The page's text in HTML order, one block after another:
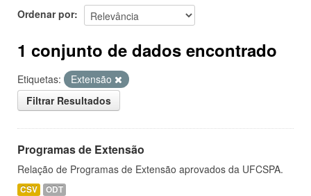
Ordenar por
1 conjunto de dados encontrado
Etiquetas:
Extensão
Filtrar Resultados
Programas de Extensão
Relação de Programas de Extensão aprovados da UFCSPA.
CSV ODT